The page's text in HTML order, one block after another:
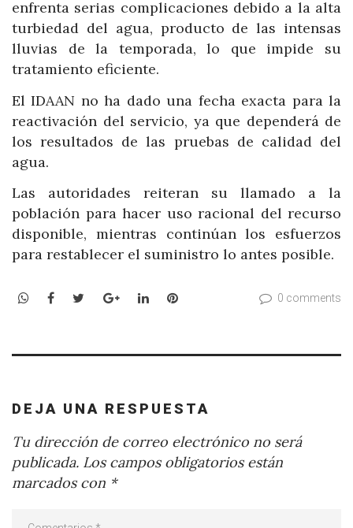
enfrenta serias complicaciones debido a la alta
turbiedad del agua, producto de las intensas
lluvias de la temporada, lo que impide su
tratamiento eficiente.
El IDAAN no ha dado una fecha exacta para la
reactivación del servicio, ya que dependerá de
los resultados de las pruebas de calidad del
agua.
Las autoridades reiteran su llamado a la
población para hacer uso racional del recurso
disponible, mientras continúan los esfuerzos
para restablecer el suministro lo antes posible.
WhatsApp
Facebook
TwitterGoogle+LinkedInPinterest 0 comments
DEJA UNA RESPUESTA
Tu dirección de correo electrónico no será
publicada. Los campos obligatorios están
marcados con *